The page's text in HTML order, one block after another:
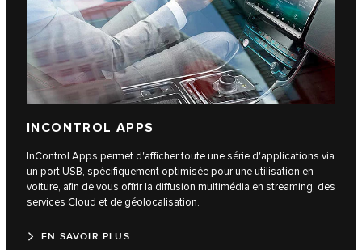
INCONTROL APPS
InControl Apps permet d'afficher toute une série d'applications via
un port USB, spécifiquement optimisée pour une utilisation en
voiture, afin de vous offrir la diffusion multimédia en streaming, des
services Cloud et de géolocalisation.
EN SAVOIR PLUS